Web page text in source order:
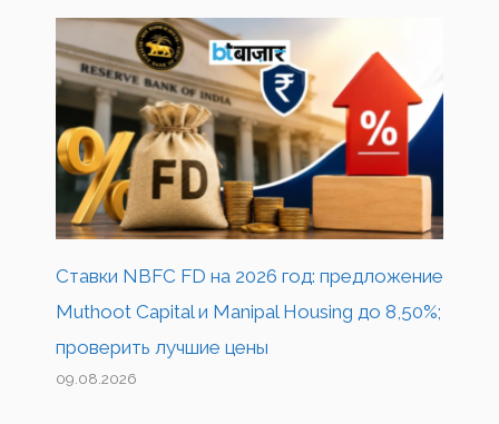
Ставки NBFC FD на 2026 год: предложение
Muthoot Capital и Manipal Housing до 8,50%;
проверить лучшие цены
09.08.2026